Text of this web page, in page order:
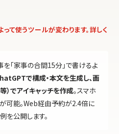
て使うツールが変わります。詳しく
「家事の合間15分」で書けるよ
で構成・本文を生成し、画
）でアイキャッチを作成。スマホ
可能。Web経由予約が2.4倍に
を公開します。